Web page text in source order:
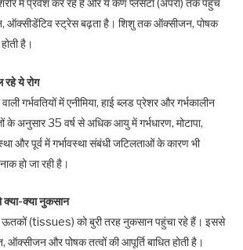
में प्रवेश कर रहे हैं और ये कण प्लेसेंटा (अपरा) तक पहुंच
ऑक्सीडेंटिव स्ट्रेस बढ़ता है। शिशु तक ऑक्सीजन, पोषक
है।
रहे ये रोग
गर्भवतियों में एनीमिया, हाई ब्लड प्रेशर और गर्भकालीन
के अनुसार 35 वर्ष से अधिक आयु में गर्भधारण, मोटापा,
और पूर्व में गर्भावस्था संबंधी जटिलताओं के कारण भी
हो जा रही है।
क्या-क्या नुकसान
(tissues) को बुरी तरह नुकसान पहुंचा रहे हैं। इससे
और पोषक तत्वों की आपूर्ति बाधित होती है।